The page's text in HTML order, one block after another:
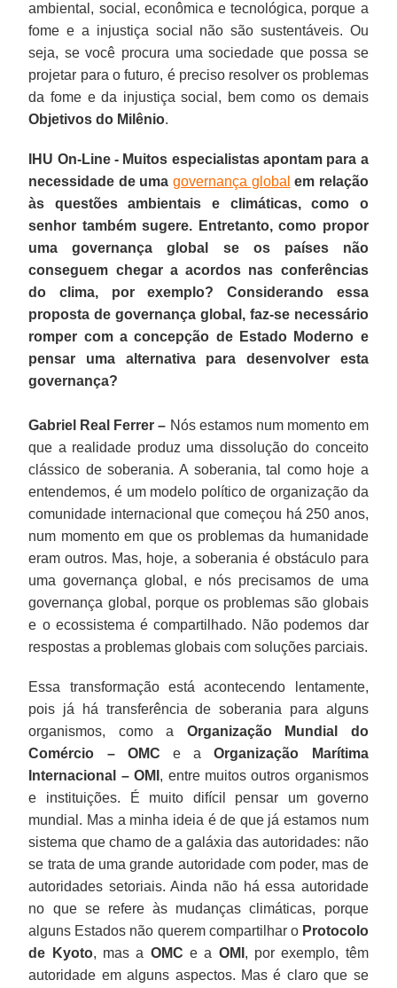
ambiental, social, econômica e tecnológica, porque a
fome e a injustiça social não são sustentáveis. Ou
seja, se você procura uma sociedade que possa se
projetar para o futuro, é preciso resolver os problemas
da fome e da injustiça social, bem como os demais
Objetivos do Milênio.
IHU On-Line - Muitos especialistas apontam para a
necessidade de uma governança global em relação
às questões ambientais e climáticas, como o
senhor também sugere. Entretanto, como propor
uma governança global se os países não
conseguem chegar a acordos nas conferências
do clima, por exemplo? Considerando essa
proposta de governança global, faz-se necessário
romper com a concepção de Estado Moderno e
pensar uma alternativa para desenvolver esta
governança?
Gabriel Real Ferrer – Nós estamos num momento em
que a realidade produz uma dissolução do conceito
clássico de soberania. A soberania, tal como hoje a
entendemos, é um modelo político de organização da
comunidade internacional que começou há 250 anos,
num momento em que os problemas da humanidade
eram outros. Mas, hoje, a soberania é obstáculo para
uma governança global, e nós precisamos de uma
governança global, porque os problemas são globais
e o ecossistema é compartilhado. Não podemos dar
respostas a problemas globais com soluções parciais.
Essa transformação está acontecendo lentamente,
pois já há transferência de soberania para alguns
organismos, como a Organização Mundial do
Comércio – OMC e aOrganização Marítima
Internacional – OMI , entre muitos outros organismos
e instituições. É muito difícil pensar um governo
mundial. Mas a minha ideia é de que já estamos num
sistema que chamo de a galáxia das autoridades: não
se trata de uma grande autoridade com poder, mas de
autoridades setoriais. Ainda não há essa autoridade
no que se refere às mudanças climáticas, porque
alguns Estados não querem compartilhar oProtocolo
de Kyoto, mas a OMC e a OMI , por exemplo, têm
autoridade em alguns aspectos. Mas é claro que se